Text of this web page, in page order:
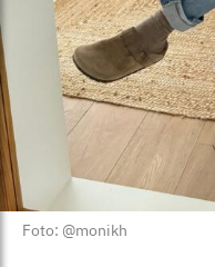
Foto: @monikh